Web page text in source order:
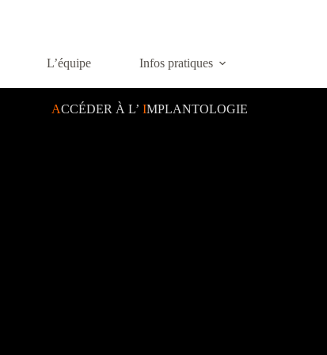
L’équipe Infos pratiques
ACCÉDER À L’ IMPLANTOLOGIE